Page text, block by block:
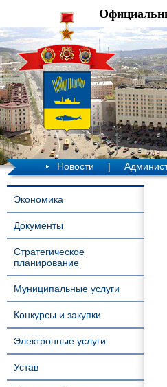
Новости |
Экономика
Документы
Стратегическое
планирование
Муниципальные услуги
Конкурсы и закупки
Электронные услуги
Устав